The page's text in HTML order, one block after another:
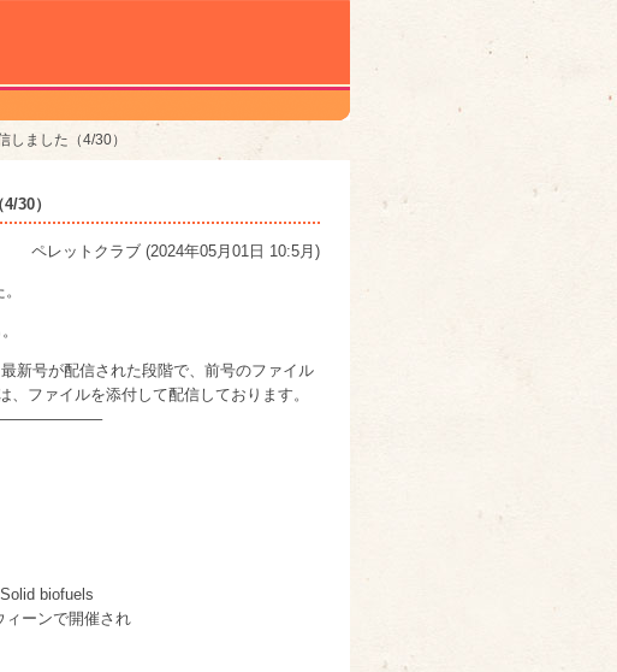
ました（4/30）
30）
ペレットクラブ (2024年05月01日 10:5月 )
新号が配信された段階で、前号のファイル
ファイルを添付して配信しております。
biofuels
ィーンで開催され